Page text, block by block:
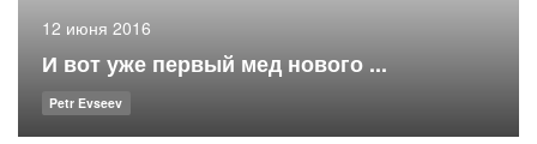
12 июня 2016
И вот уже первый мед нового ...
Petr Evseev